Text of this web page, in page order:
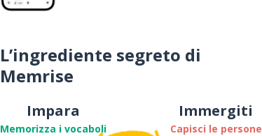
L’ingrediente segreto di
Memrise
Impara
Memorizza i vocaboli
Immergiti
Capisci le persone